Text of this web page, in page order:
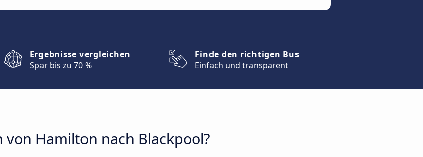
Ergebnisse vergleichen
Spar bis zu 70 %
Finde den richtigen Bus
Einfach und transparent
Hamilton nach Blackpool?